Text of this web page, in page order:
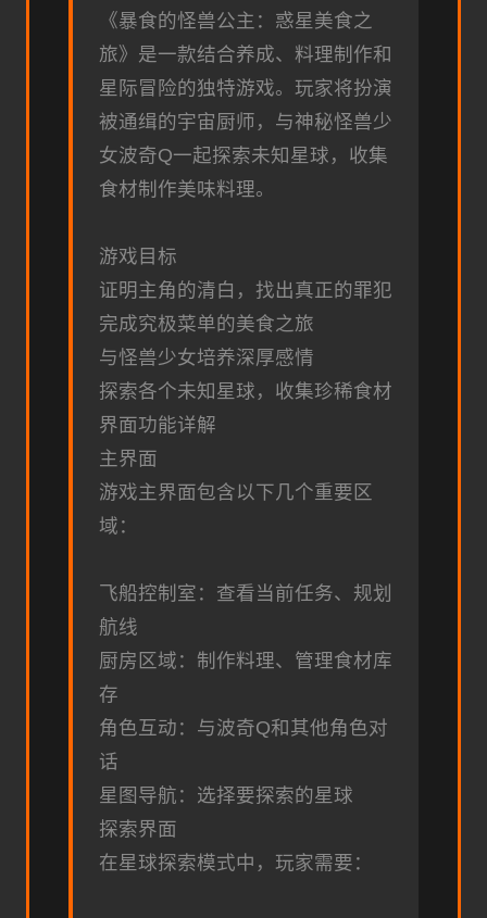
《暴食的怪兽公主：惑星美食之
旅》是一款结合养成、料理制作和
星际冒险的独特游戏。玩家将扮演
被通缉的宇宙厨师，与神秘怪兽少
女波奇Q一起探索未知星球，收集
食材制作美味料理。
游戏目标
证明主角的清白，找出真正的罪犯
完成究极菜单的美食之旅
与怪兽少女培养深厚感情
探索各个未知星球，收集珍稀食材
界面功能详解
主界面
游戏主界面包含以下几个重要区
域：
飞船控制室：查看当前任务、规划
航线
厨房区域：制作料理、管理食材库
存
角色互动：与波奇Q和其他角色对
话
星图导航：选择要探索的星球
探索界面
在星球探索模式中，玩家需要：